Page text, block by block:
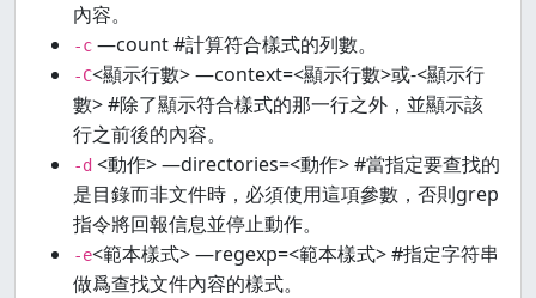
內容。
-c —count #計算符合樣式的列數。
-C<顯示行數> —context=<顯示行數>或-<顯示行
數> #除了顯示符合樣式的那一行之外，並顯示該
行之前後的內容。
-d <動作> —directories=<動作> #當指定要查找的
是目錄而非文件時，必須使用這項參數，否則grep
指令將回報信息並停止動作。
-e<範本樣式> —regexp=<範本樣式> #指定字符串
做爲查找文件內容的樣式。